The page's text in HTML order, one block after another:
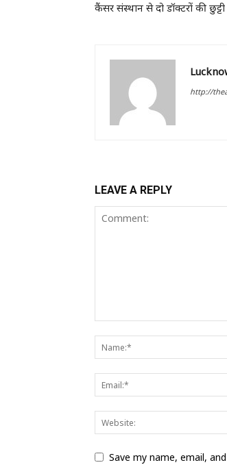
कैंसर संस्थान से दो डॉक्टरों की छुट्टी
http://
LEAVE A REPLY
Save my name, email,